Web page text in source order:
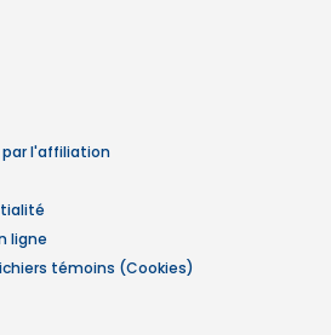
par l'affiliation
ligne
témoins (Cookies)